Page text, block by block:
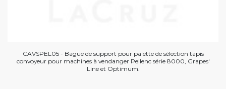
CAVSPEL05 - Bague de support pour palette de sélection tapis
convoyeur pour machines à vendanger Pellenc série 8000, Grapes'
Line et Optimum.